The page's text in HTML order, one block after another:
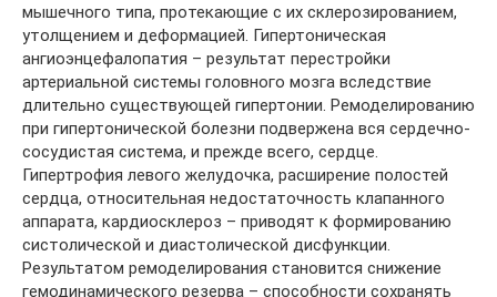
мышечного типа, протекающие с их склерозированием,
утолщением и деформацией. Гипертоническая
ангиоэнцефалопатия – результат перестройки
артериальной системы головного мозга вследствие
длительно существующей гипертонии. Ремоделированию
при гипертонической болезни подвержена вся сердечно-
сосудистая система, и прежде всего, сердце.
Гипертрофия левого желудочка, расширение полостей
сердца, относительная недостаточность клапанного
аппарата, кардиосклероз – приводят к формированию
систолической и диастолической дисфункции.
Результатом ремоделирования становится снижение
гемодинамического резерва – способности сохранять